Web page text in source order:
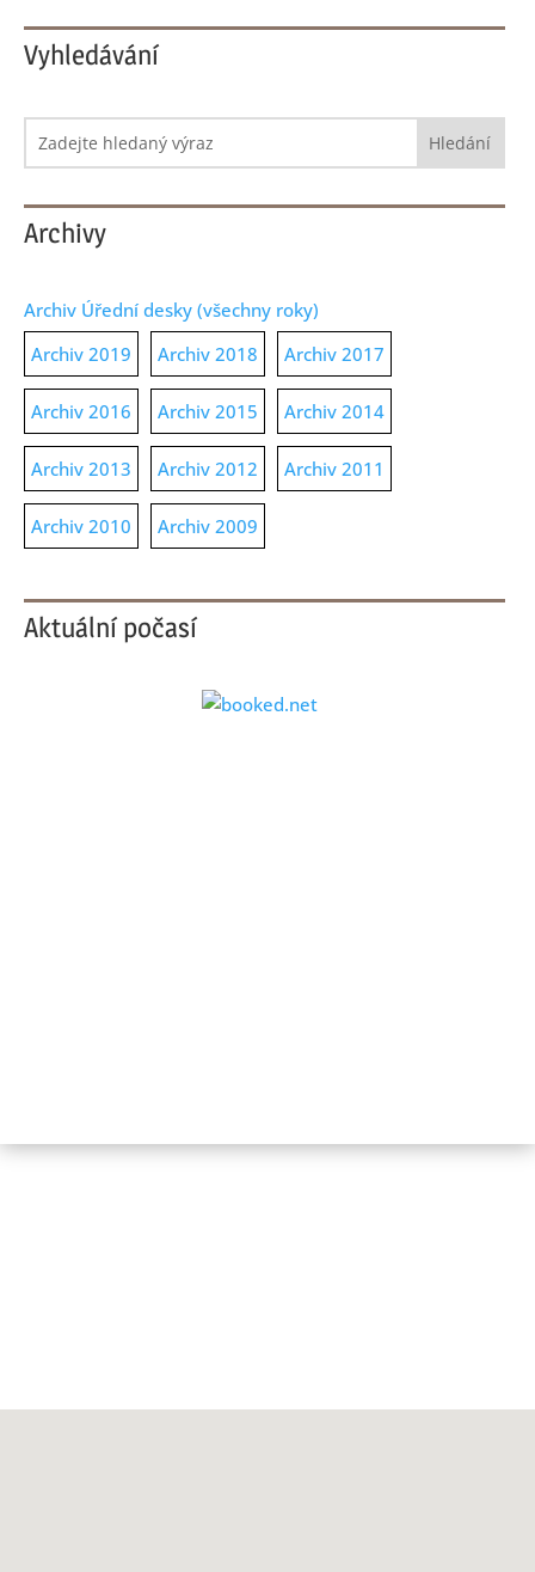
Vyhledávání
Archivy
Archiv Úřední desky (všechny roky)
Archiv 2019
Archiv 2018 Archiv 2017
Archiv 2016 Archiv 2015 Archiv 2014
Archiv 2013 Archiv 2012 Archiv 2011
Archiv 2010 Archiv 2009
Aktuální počasí